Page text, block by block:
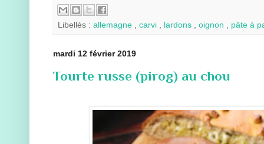
Libellés : allemagne , carvi , lardons , oignon , pâte à
mardi 12 février 2019
Tourte russe (pirog) au chou